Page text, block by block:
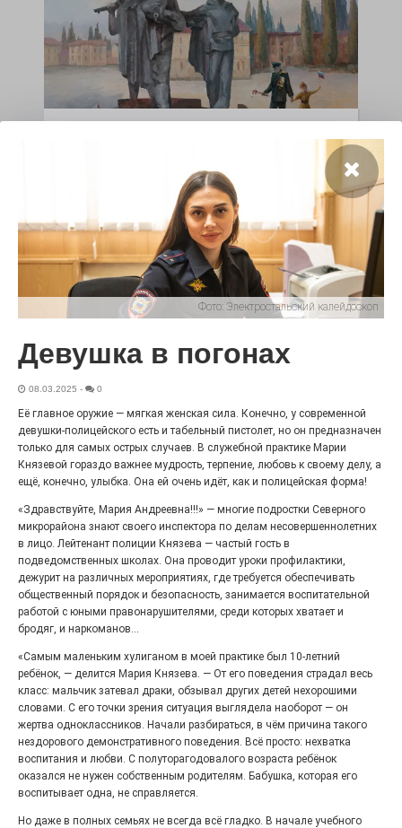
0
Выставка «Палитра героизма» — новый масштабный
проект, на который электростальцев приглашает к
себе Выставочный зал им. Олега Коняшина.
«Районы-кварталы»
путешествуют по городу
27.07.2026 0
Радость в квадрате! На этой неделе электростальцев
дважды порадует проект «Районы-кварталы».
100 футов под килем!
26.07.2026 0
Фото: Электростальский калейдоскоп
Девушка в погонах
08.03.2025 - 0
Её главное оружие — мягкая женская сила. Конечно, у современной
девушки-полицейского есть и табельный пистолет, но он предназначен
только для самых острых случаев. В служебной практике Марии
Князевой гораздо важнее мудрость, терпение, любовь к своему делу, а
ещё, конечно, улыбка. Она ей очень идёт, как и полицейская форма!
«Здравствуйте, Мария Андреевна!!!» — многие подростки Северного
микрорайона знают своего инспектора по делам несовершеннолетних
в лицо. Лейтенант полиции Князева — частый гость в
подведомственных школах. Она проводит уроки профилактики,
дежурит на различных мероприятиях, где требуется обеспечивать
общественный порядок и безопасность, занимается воспитательной
работой с юными правонарушителями, среди которых хватает и
бродяг, и наркоманов...
«Самым маленьким хулиганом в моей практике был 10-летний
ребёнок, — делится Мария Князева. — От его поведения страдал весь
класс: мальчик затевал драки, обзывал других детей нехорошими
словами. С его точки зрения ситуация выглядела наоборот — он
жертва одноклассников. Начали разбираться, в чём причина такого
нездорового демонстративного поведения. Всё просто: нехватка
воспитания и любви. С полуторагодовалого возраста ребёнок
оказался не нужен собственным родителям. Бабушка, которая его
воспитывает одна, не справляется.
Но даже в полных семьях не всегда всё гладко. В начале учебного